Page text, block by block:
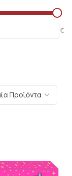
€
Προϊόντα